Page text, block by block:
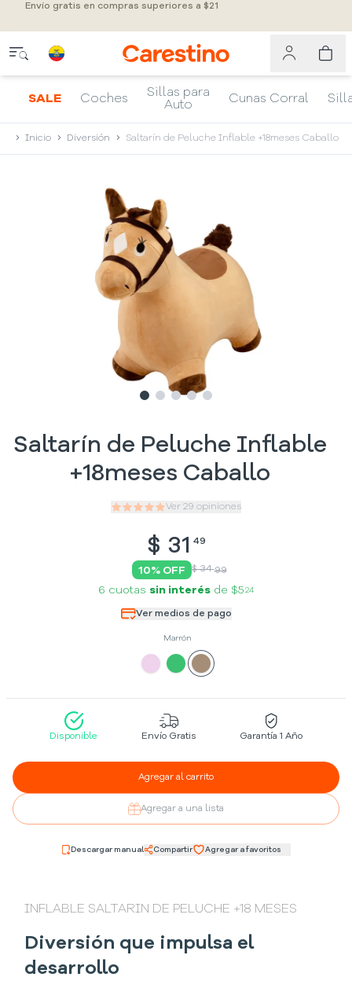
Envío gratis en compras superiores a $21
SALE Coches
Sillas para
Auto
Cunas Corral
Inicio Diversión Saltarín de Peluche Inflable +18meses Caballo
Slide1
Slide2
Slide3
SlideSlide
Saltarín de Peluche Inflable
+18meses Caballo
Ver 29 opiniones
$ 31 49
10% OFF $ 34 99
6 cuotas sin interés de $5 24
Ver medios de pago
Marrón
Disponible Envío Gratis Garantía 1 Año
Agregar al carrito
Agregar a una lista
Descargar manual Compartir Agregar a favoritos
INFLABLE SALTARIN DE PELUCHE +18 MESES
Diversión que impulsa el
desarrollo